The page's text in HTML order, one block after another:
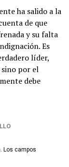
ha salido a la
de que
y su falta
Es
líder,
por el
debe
Los campos